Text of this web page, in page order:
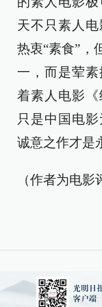
天不只素人
热衷“素食”，
一，而是荤
着素人电影
只是中国电
诚意之作才是
（作者为电影